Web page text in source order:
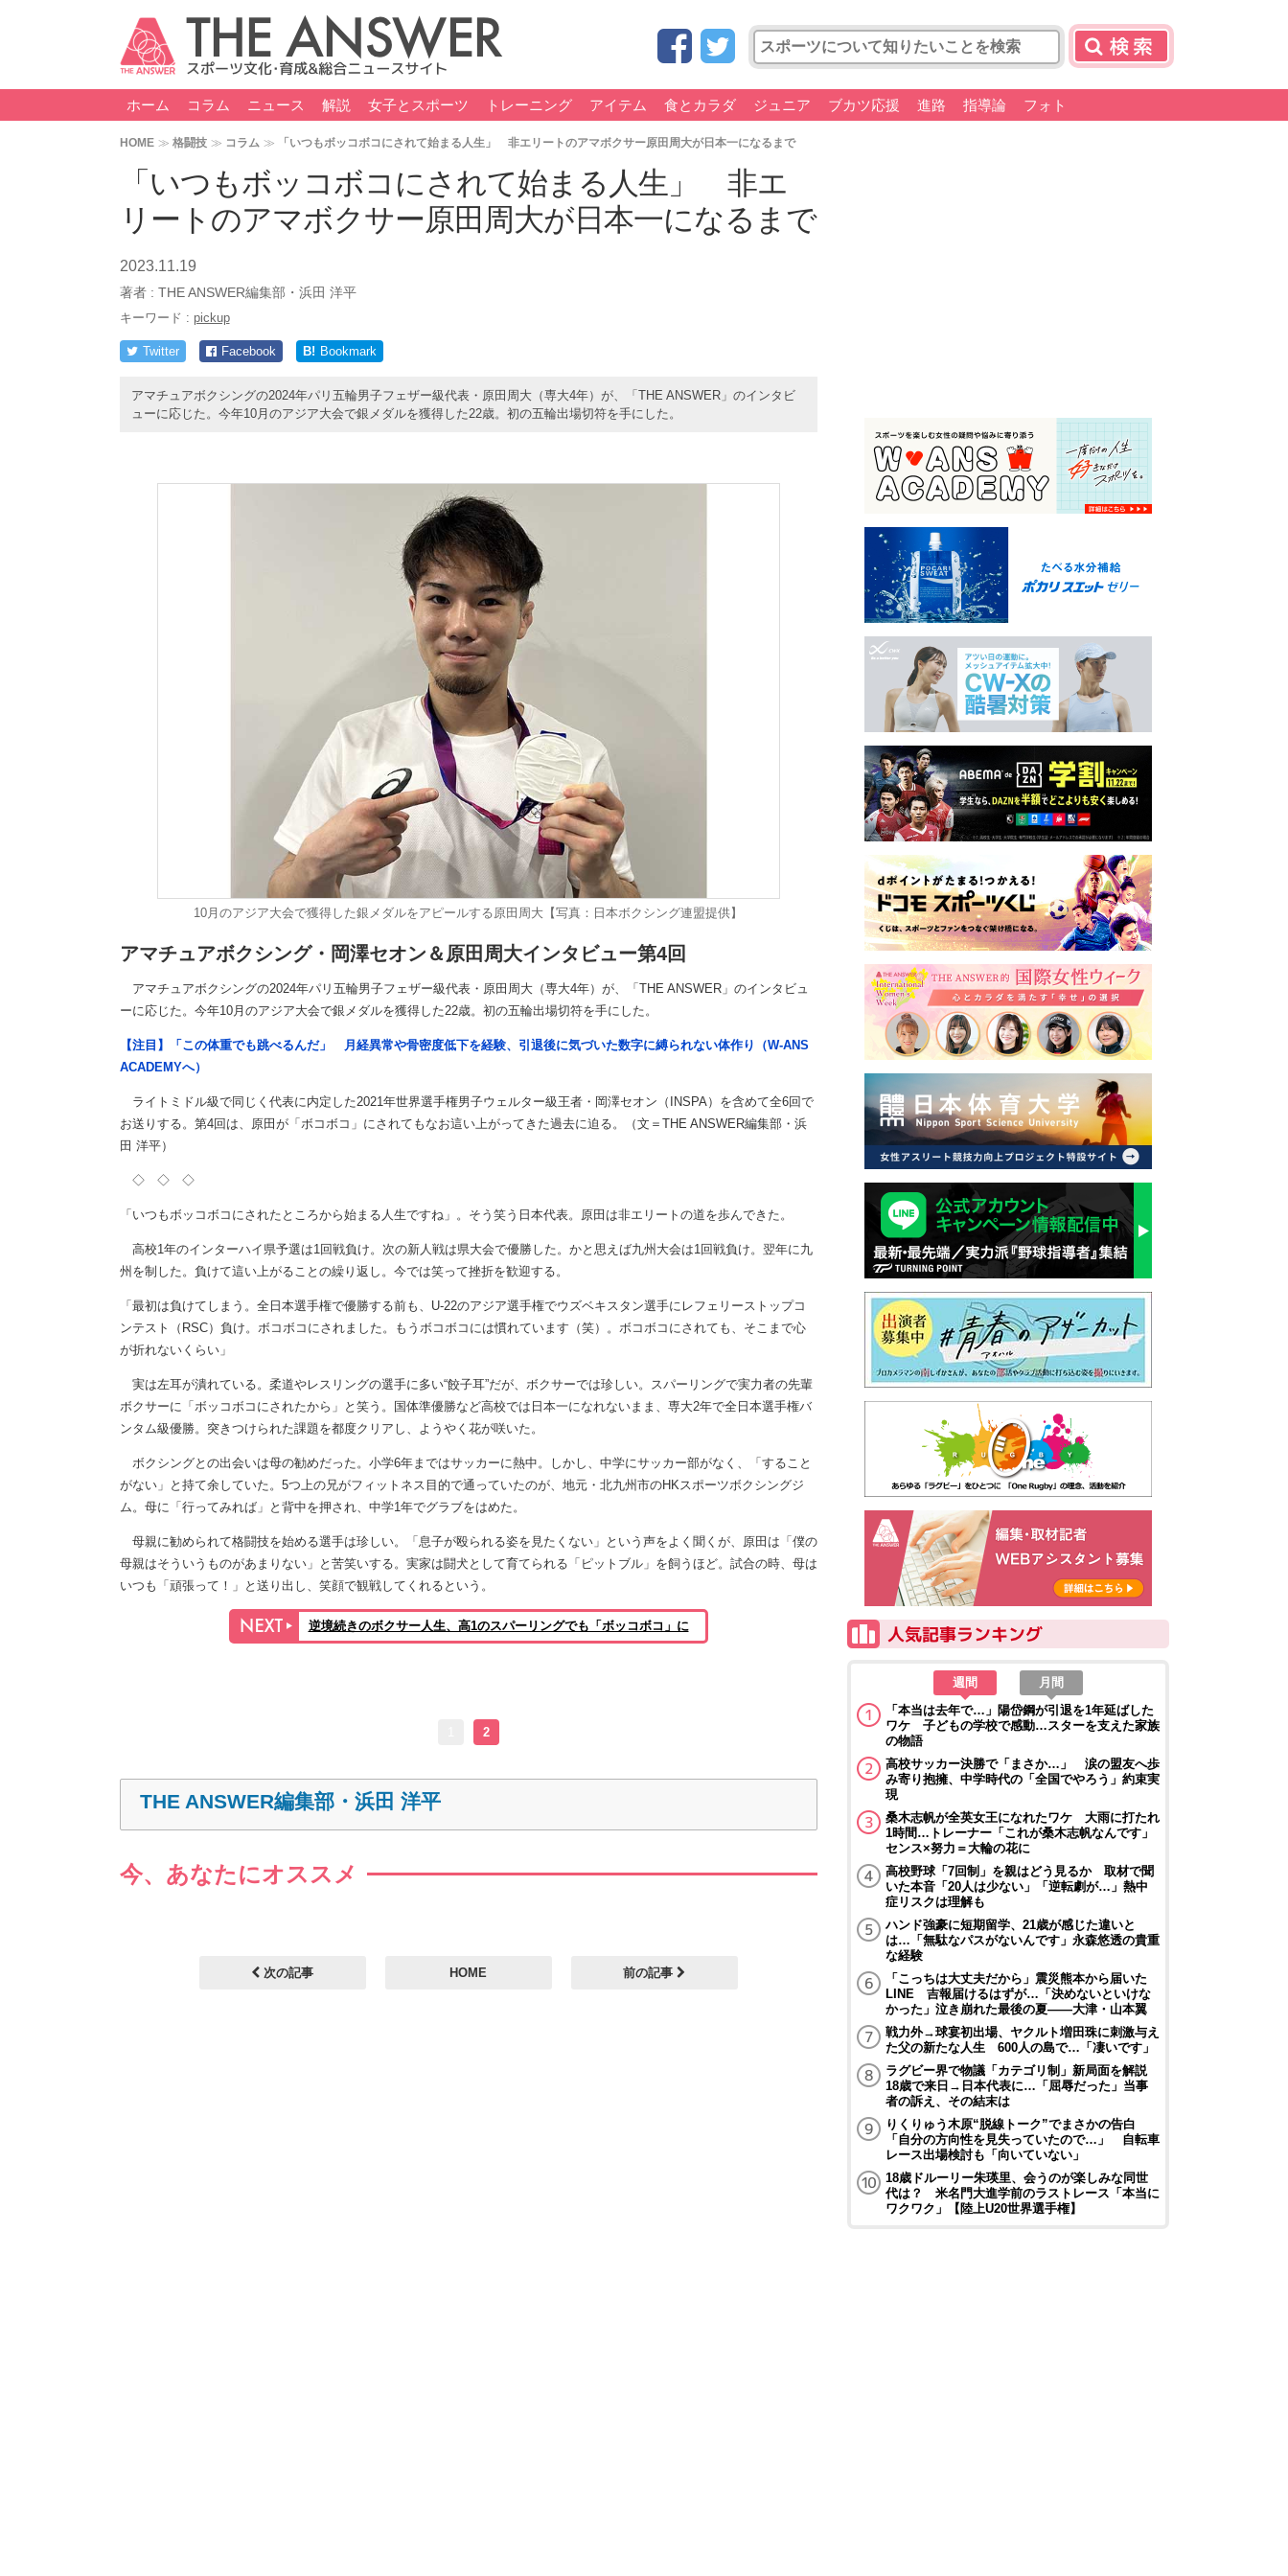
ホーム コラム ニュース 解説 女子とスポーツ トレーニング アイテム 食とカラダ ジュニア ブカツ応援 進路 指導論 フォト
HOME 格闘技 コラム 「いつもボッコボコにされて始まる人生」 非エリートのアマボクサー原田周大が日本一になるまで
「いつもボッコボコにされて始まる人生」 非エ
リートのアマボクサー原田周大が日本一になるまで
2023.11.19
著者 : THE ANSWER編集部・浜田 洋平
キーワード : pickup
Twitter Facebook B! Bookmark
アマチュアボクシングの2024年パリ五輪男子フェザー級代表・原田周大（専大4年）が、「THE ANSWER」のインタビ
ューに応じた。今年10月のアジア大会で銀メダルを獲得した22歳。初の五輪出場切符を手にした。
10月のアジア大会で獲得した銀メダルをアピールする原田周大【写真：日本ボクシング連盟提供】
アマチュアボクシング・岡澤セオン＆原田周大インタビュー第4回
アマチュアボクシングの2024年パリ五輪男子フェザー級代表・原田周大（専大4年）が、「THE ANSWER」のインタビュ
ーに応じた。今年10月のアジア大会で銀メダルを獲得した22歳。初の五輪出場切符を手にした。
【注目】「この体重でも跳べるんだ」 月経異常や骨密度低下を経験、引退後に気づいた数字に縛られない体作り（W-ANS
ACADEMYへ）
ライトミドル級で同じく代表に内定した2021年世界選手権男子ウェルター級王者・岡澤セオン（INSPA）を含めて全6回で
お送りする。第4回は、原田が「ボコボコ」にされてもなお這い上がってきた過去に迫る。（文＝THE ANSWER編集部・浜
田 洋平）
◇ ◇ ◇
「いつもボッコボコにされたところから始まる人生ですね」。そう笑う日本代表。原田は非エリートの道を歩んできた。
高校1年のインターハイ県予選は1回戦負け。次の新人戦は県大会で優勝した。かと思えば九州大会は1回戦負け。翌年に九
州を制した。負けて這い上がることの繰り返し。今では笑って挫折を歓迎する。
「最初は負けてしまう。全日本選手権で優勝する前も、U-22のアジア選手権でウズベキスタン選手にレフェリーストップコ
ンテスト（RSC）負け。ボコボコにされました。もうボコボコには慣れています（笑）。ボコボコにされても、そこまで心
が折れないくらい」
実は左耳が潰れている。柔道やレスリングの選手に多い“餃子耳”だが、ボクサーでは珍しい。スパーリングで実力者の先輩
ボクサーに「ボッコボコにされたから」と笑う。国体準優勝など高校では日本一になれないまま、専大2年で全日本選手権バ
ンタム級優勝。突きつけられた課題を都度クリアし、ようやく花が咲いた。
ボクシングとの出会いは母の勧めだった。小学6年まではサッカーに熱中。しかし、中学にサッカー部がなく、「すること
がない」と持て余していた。5つ上の兄がフィットネス目的で通っていたのが、地元・北九州市のHKスポーツボクシングジ
ム。母に「行ってみれば」と背中を押され、中学1年でグラブをはめた。
母親に勧められて格闘技を始める選手は珍しい。「息子が殴られる姿を見たくない」という声をよく聞くが、原田は「僕の
母親はそういうものがあまりない」と苦笑いする。実家は闘犬として育てられる「ピットブル」を飼うほど。試合の時、母は
いつも「頑張って！」と送り出し、笑顔で観戦してくれるという。
逆境続きのボクサー人生、高1のスパーリングでも「ボッコボコ」に
2
THE ANSWER編集部・浜田 洋平
今、あなたにオススメ
次の記事 HOME 前の記事
週間
月間
「本当は去年で…」陽岱鋼が引退を1年延ばした
ワケ 子どもの学校で感動…スターを支えた家族
の物語
高校サッカー決勝で「まさか…」 涙の盟友へ歩
み寄り抱擁、中学時代の「全国でやろう」約束実
現
桑木志帆が全英女王になれたワケ 大雨に打たれ
1時間…トレーナー「これが桑木志帆なんです」
センス×努力＝大輪の花に
高校野球「7回制」を親はどう見るか 取材で聞
いた本音「20人は少ない」「逆転劇が…」熱中
症リスクは理解も
ハンド強豪に短期留学、21歳が感じた違いと
は…「無駄なパスがないんです」永森悠透の貴重
な経験
「こっちは大丈夫だから」震災熊本から届いた
LINE 吉報届けるはずが…「決めないといけな
かった」泣き崩れた最後の夏――大津・山本翼
戦力外→球宴初出場、ヤクルト増田珠に刺激与え
た父の新たな人生 600人の島で…「凄いです」
ラグビー界で物議「カテゴリ制」新局面を解説
18歳で来日→日本代表に…「屈辱だった」当事
者の訴え、その結末は
りくりゅう木原“脱線トーク”でまさかの告白
「自分の方向性を見失っていたので…」 自転車
レース出場検討も「向いていない」
18歳ドルーリー朱瑛里、会うのが楽しみな同世
代は？ 米名門大進学前のラストレース「本当に
ワクワク」【陸上U20世界選手権】